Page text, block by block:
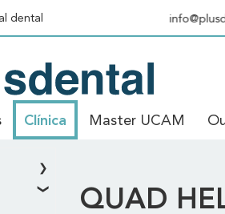
dental
Clínica Master UCAM
QUAD HELIX
QUAD